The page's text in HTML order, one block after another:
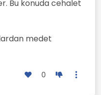
Bu konuda cehalet
medet
0